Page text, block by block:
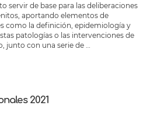
servir de base para las deliberaciones
aportando elementos de
como la definición, epidemiología y
patologías o las intervenciones de
con una serie de …
2021